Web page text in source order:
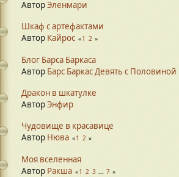
АвторЭленмари
Шкаф с артефактами
Автор Кайрос 1 2
Блог Барса Баркаса
Автор Барс Баркас Девять с Половиной
Дракон в шкатулке
АвторЭнфир
Чудовище в красавице
Автор Нюва 1 2
Моя вселенная
Автор Ракша 1 2 3 ... 7